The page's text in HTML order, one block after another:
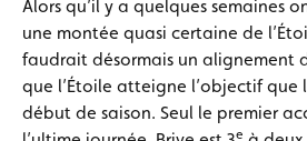
Alors qu’il y a quelques semaines
une montée quasi certaine de
faudrait désormais un alignement
que l’Étoile atteigne l’objectif que
début de saison. Seul le premier
e